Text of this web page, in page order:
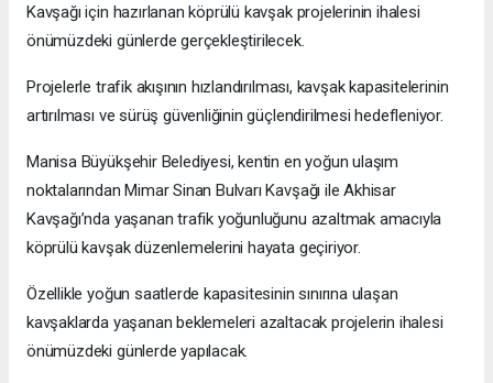
Kavşağı için hazırlanan köprülü kavşak projelerinin ihalesi
önümüzdeki günlerde gerçekleştirilecek.
Projelerle trafik akışının hızlandırılması, kavşak kapasitelerinin
artırılması ve sürüş güvenliğinin güçlendirilmesi hedefleniyor.
Manisa Büyükşehir Belediyesi, kentin en yoğun ulaşım
noktalarından Mimar Sinan Bulvarı Kavşağı ile Akhisar
Kavşağı’nda yaşanan trafik yoğunluğunu azaltmak amacıyla
köprülü kavşak düzenlemelerini hayata geçiriyor.
Özellikle yoğun saatlerde kapasitesinin sınırına ulaşan
kavşaklarda yaşanan beklemeleri azaltacak projelerin ihalesi
önümüzdeki günlerde yapılacak.